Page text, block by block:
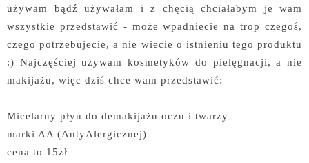
używam bądź używałam i z chęcią chciałabym je wam
wszystkie przedstawić - może wpadniecie na trop czegoś,
czego potrzebujecie, a nie wiecie o istnieniu tego produktu
:) Najczęściej używam kosmetyków do pielęgnacji, a nie
makijażu, więc dziś chce wam przedstawić:
Micelarny płyn do demakijażu oczu i twarzy
marki AA (AntyAlergicznej)
cena to 15zł